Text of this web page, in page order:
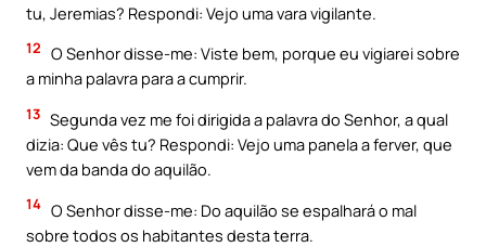
tu, Jeremias? Respondi: Vejo uma vara vigilante.
12 O Senhor disse-me: Viste bem, porque eu vigiarei sobre
a minha palavra para a cumprir.
13 Segunda vez me foi dirigida a palavra do Senhor, a qual
dizia: Que vês tu? Respondi: Vejo uma panela a ferver, que
vem da banda do aquilão.
14 O Senhor disse-me: Do aquilão se espalhará o mal
sobre todos os habitantes desta terra.